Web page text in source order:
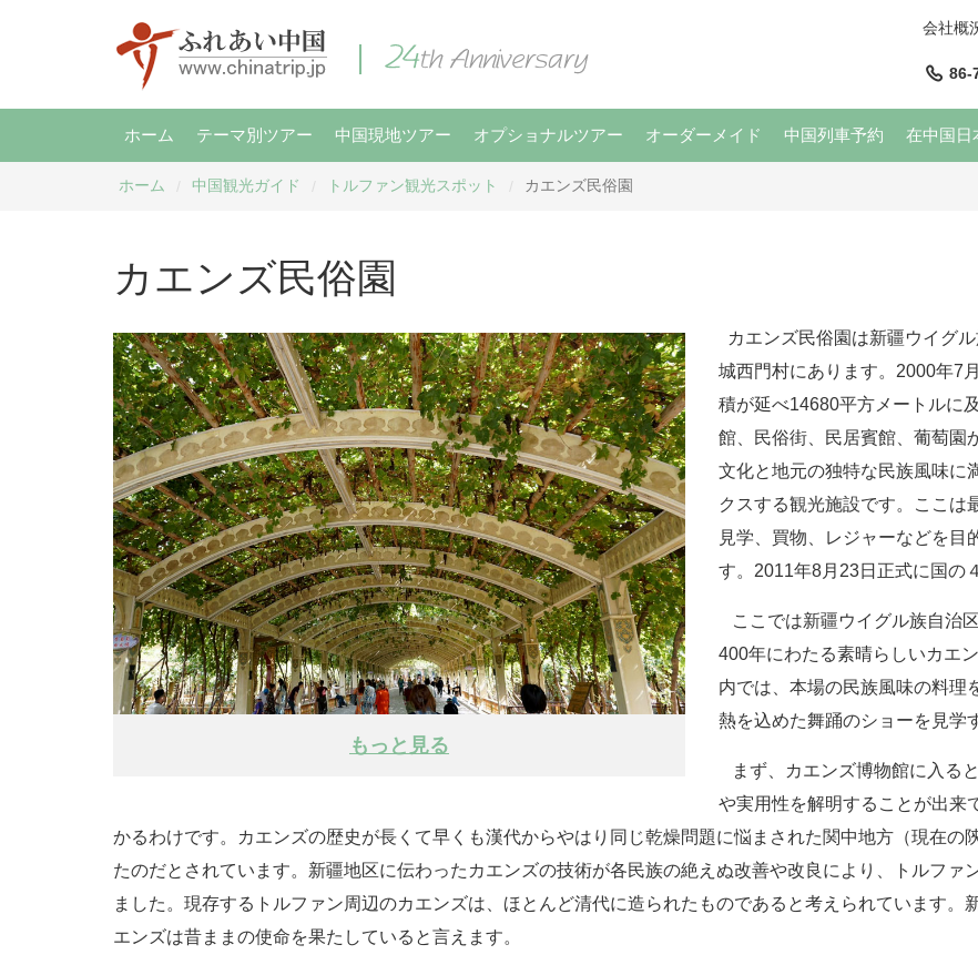
会社概
86-
ホーム テーマ別ツアー 中国現地ツアー オプショナルツアー オーダーメイド 中国列車予約 在中国日
ホーム 中国観光ガイド トルファン観光スポット カエンズ民俗園
カエンズ民俗園
もっと見る
カエンズ民俗園は新疆ウイグ
城西門村にあります。2000年7
積が延べ14680平方メートルに
館、民俗街、民居賓館、葡萄園
文化と地元の独特な民族風味に
クスする観光施設です。ここは
見学、買物、レジャーなどを目
す。2011年8月23日正式に国の
ここでは新疆ウイグル族自治
400年にわたる素晴らしいカエ
内では、本場の民族風味の料理
熱を込めた舞踊のショーを見学
まず、カエンズ博物館に入る
や実用性を解明することが出来
かるわけです。カエンズの歴史が長くて早くも漢代からやはり同じ乾燥問題に悩まされた関中地方（現在の
たのだとされています。新疆地区に伝わったカエンズの技術が各民族の絶えぬ改善や改良により、トルファ
ました。現存するトルファン周辺のカエンズは、ほとんど清代に造られたものであると考えられています。
エンズは昔ままの使命を果たしていると言えます。